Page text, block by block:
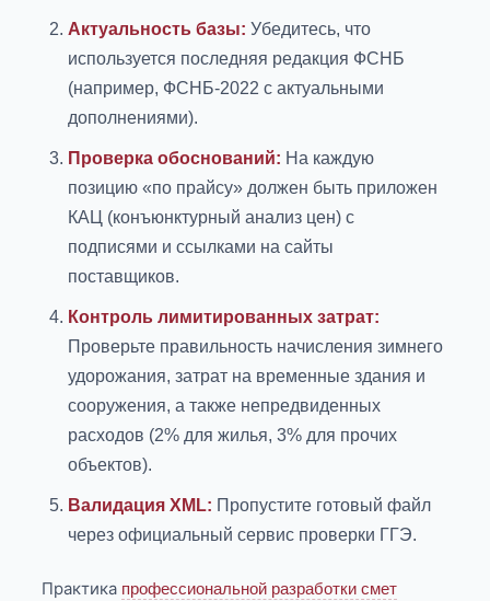
Актуальность базы: Убедитесь, что
используется последняя редакция ФСНБ
(например, ФСНБ-2022 с актуальными
дополнениями).
Проверка обоснований: На каждую
позицию «по прайсу» должен быть приложен
КАЦ (конъюнктурный анализ цен) с
подписями и ссылками на сайты
поставщиков.
Контроль лимитированных затрат:
Проверьте правильность начисления зимнего
удорожания, затрат на временные здания и
сооружения, а также непредвиденных
расходов (2% для жилья, 3% для прочих
объектов).
Валидация XML: Пропустите готовый файл
через официальный сервис проверки ГГЭ.
Практика профессиональной разработки смет